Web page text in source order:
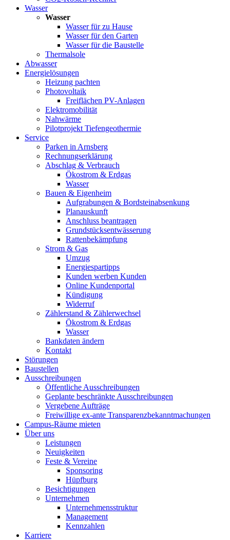
Wasser
Wasser
Wasser für zu Hause
Wasser für den Garten
Wasser für die Baustelle
Thermalsole
Abwasser
Energielösungen
Heizung pachten
Photovoltaik
Freiflächen PV-Anlagen
Elektromobilität
Nahwärme
Pilotprojekt Tiefengeothermie
Service
Parken in Arnsberg
Rechnungserklärung
Abschlag & Verbrauch
Ökostrom & Erdgas
Wasser
Bauen & Eigenheim
Aufgrabungen & Bordsteinabsenkung
Planauskunft
Anschluss beantragen
Grundstücksentwässerung
Rattenbekämpfung
Strom & Gas
Umzug
Energiespartipps
Kunden werben Kunden
Online Kundenportal
Kündigung
Widerruf
Zählerstand & Zählerwechsel
Ökostrom & Erdgas
Wasser
Bankdaten ändern
Kontakt
Störungen
Baustellen
Ausschreibungen
Öffentliche Ausschreibungen
Geplante beschränkte Ausschreibungen
Vergebene Aufträge
Freiwillige ex-ante Transparenzbekanntmachungen
Campus-Räume mieten
Über uns
Leistungen
Neuigkeiten
Feste & Vereine
Sponsoring
Hüpfburg
Besichtigungen
Unternehmen
Unternehmensstruktur
Management
Kennzahlen
Karriere